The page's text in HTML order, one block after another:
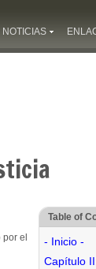
NOTICIAS
Table of
- Inicio -
Capítulo
por el